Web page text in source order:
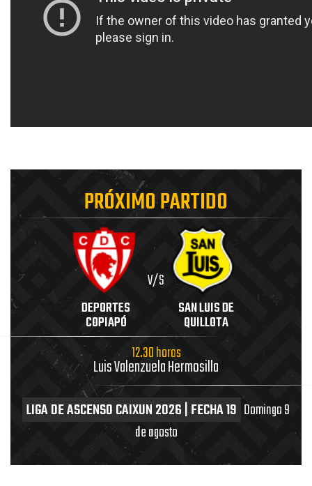
PRÓXIMO PARTIDO
DEPORTES
COPIAPÓ
V/S
SAN LUIS DE
QUILLOTA
12.30 horas
Luis Valenzuela Hermosilla
LIGA DE ASCENSO CAIXUN 2026 | FECHA 19 Domingo 9
de agosto